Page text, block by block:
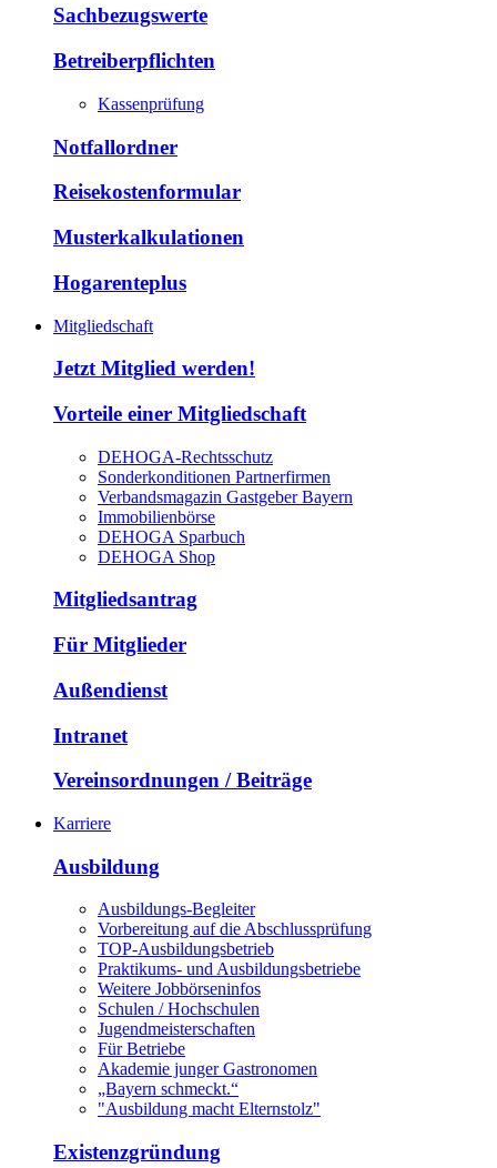
Sachbezugswerte
Betreiberpflichten
Kassenprüfung
Notfallordner
Reisekostenformular
Musterkalkulationen
Hogarenteplus
Mitgliedschaft
Jetzt Mitglied werden!
Vorteile einer Mitgliedschaft
DEHOGA-Rechtsschutz
Sonderkonditionen Partnerfirmen
Verbandsmagazin Gastgeber Bayern
Immobilienbörse
DEHOGA Sparbuch
DEHOGA Shop
Mitgliedsantrag
Für Mitglieder
Außendienst
Intranet
Vereinsordnungen / Beiträge
Karriere
Ausbildung
Ausbildungs-Begleiter
Vorbereitung auf die Abschlussprüfung
TOP-Ausbildungsbetrieb
Praktikums- und Ausbildungsbetriebe
Weitere Jobbörseninfos
Schulen / Hochschulen
Jugendmeisterschaften
Für Betriebe
Akademie junger Gastronomen
„Bayern schmeckt.“
"Ausbildung macht Elternstolz"
Existenzgründung